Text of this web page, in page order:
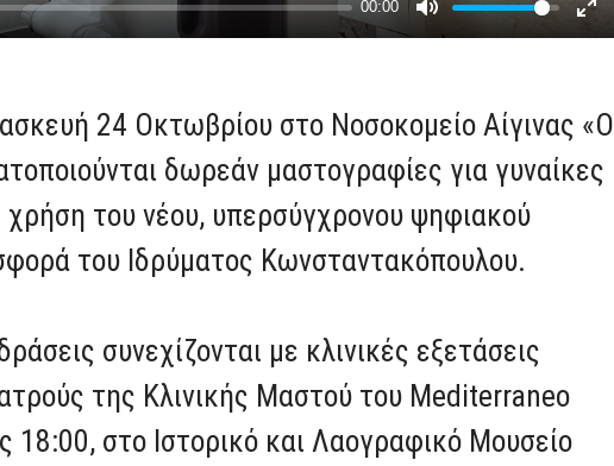
24 Οκτωβρίου στο Νοσοκομείο Αίγινας «Ο
δωρεάν μαστογραφίες για γυναίκες
του νέου, υπερσύγχρονου ψηφιακού
του Ιδρύματος Κωνσταντακόπουλου.
συνεχίζονται με κλινικές εξετάσεις
της Κλινικής Μαστού του Mediterraneo
στο Ιστορικό και Λαογραφικό Μουσείο